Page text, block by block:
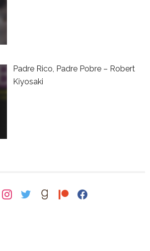
Padre Rico, Padre Pobre – Robert
Kiyosaki
instagramtwittergoodreads
patreonfacebook